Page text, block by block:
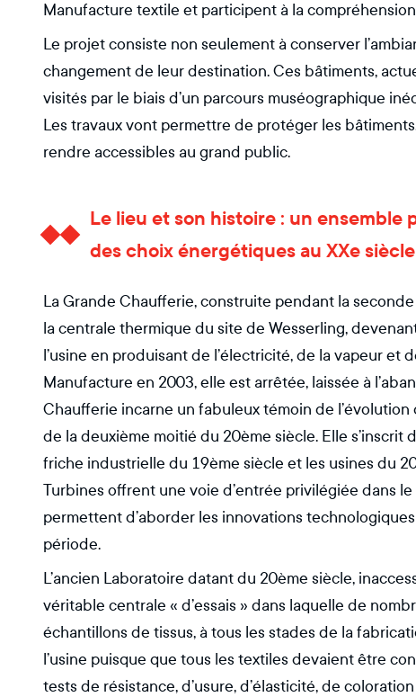
Manufacture textile et participent à la
Le projet consiste non seulement à conserver
changement de leur destination. Ces bâtiments,
visités par le biais d’un parcours muséographique
Les travaux vont permettre de protéger les
rendre accessibles au grand public.
Le lieu et son histoire : un
des choix énergétiques au XXe siècle
La Grande Chaufferie, construite pendant la
la centrale thermique du site de Wesserling,
l’usine en produisant de l’électricité, de la vapeur et
Manufacture en 2003, elle est arrêtée, laissée à
Chaufferie incarne un fabuleux témoin de
de la deuxième moitié du 20ème siècle. Elle
friche industrielle du 19ème siècle et les usines du
Turbines offrent une voie d’entrée privilégiée dans
permettent d’aborder les innovations
période.
L’ancien Laboratoire datant du 20ème siècle,
véritable centrale « d’essais » dans laquelle de
échantillons de tissus, à tous les stades de la
l’usine puisque que tous les textiles devaient être
tests de résistance, d’usure, d’élasticité, de